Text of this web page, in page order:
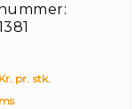
pr. stk.